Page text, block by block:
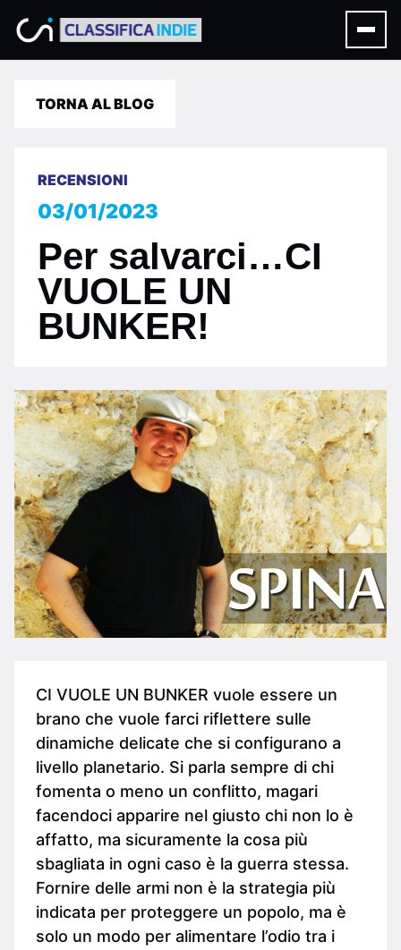
TORNA AL BLOG
RECENSIONI
03/01/2023
Per salvarci…CI
VUOLE UN
BUNKER!
CI VUOLE UN BUNKER vuole essere un
brano che vuole farci riflettere sulle
dinamiche delicate che si configurano a
livello planetario. Si parla sempre di chi
fomenta o meno un conflitto, magari
facendoci apparire nel giusto chi non lo è
affatto, ma sicuramente la cosa più
sbagliata in ogni caso è la guerra stessa.
Fornire delle armi non è la strategia più
indicata per proteggere un popolo, ma è
solo un modo per alimentare l’odio tra i